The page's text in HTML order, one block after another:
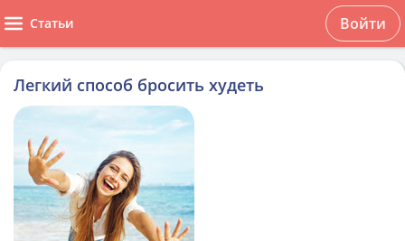
Статьи Войти
Легкий способ бросить худеть